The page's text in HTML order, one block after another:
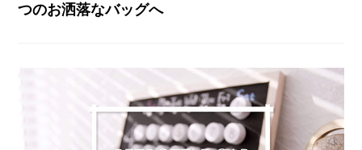
つのお洒落なバッグへ